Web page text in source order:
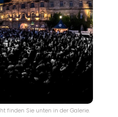
finden Sie unten in der Galerie.